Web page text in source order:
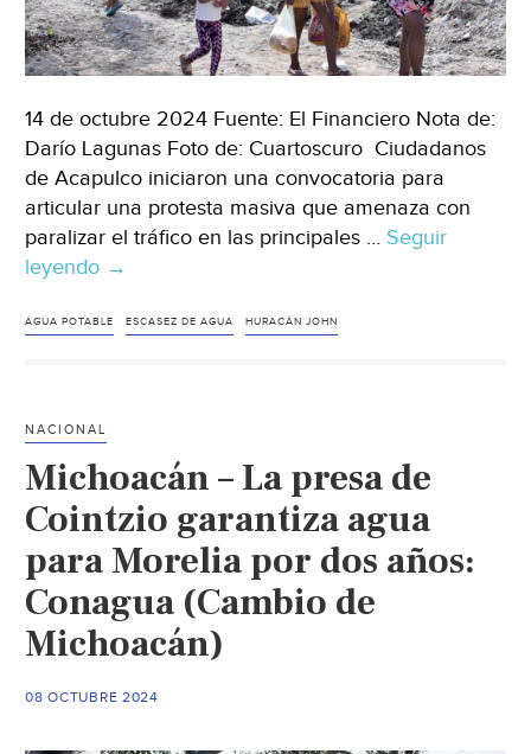
14 de octubre 2024 Fuente: El Financiero Nota de:
Darío Lagunas Foto de: Cuartoscuro Ciudadanos
de Acapulco iniciaron una convocatoria para
articular una protesta masiva que amenaza con
paralizar el tráfico en las principales … Seguir
leyendo Guerrero
Se
el
huracán
‘John’
en
Acapulco:
Reportan
desabasto
de
→
AGUA POTABLE ESCASEZ DE AGUA HURACÁN JOHN
NACIONAL
Michoacán – La presa de
Cointzio garantiza agua
para Morelia por dos años:
Conagua (Cambio de
Michoacán)
08 OCTUBRE 2024